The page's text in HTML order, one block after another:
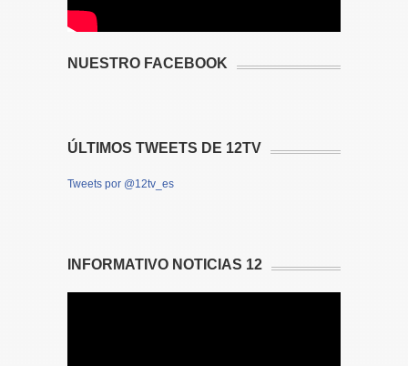
NUESTRO FACEBOOK
ÚLTIMOS TWEETS DE 12TV
Tweets por @12tv_es
INFORMATIVO NOTICIAS 12